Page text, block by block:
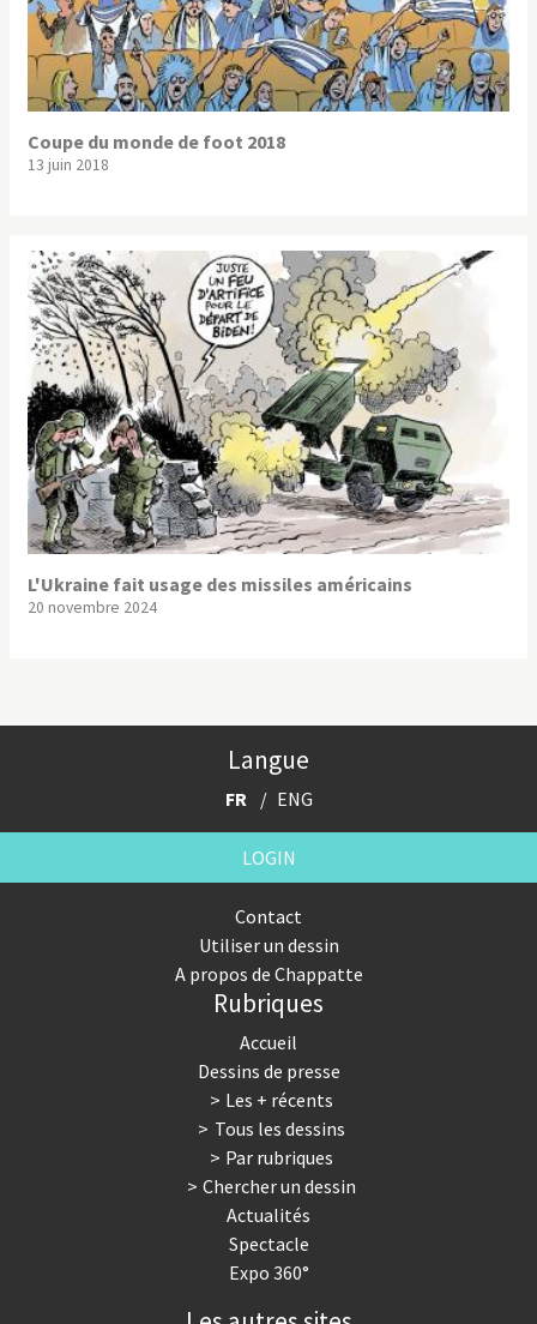
Coupe du monde de foot 2018
13 juin 2018
L'Ukraine fait usage des missiles américains
20 novembre 2024
Langue
FR ENG
LOGIN
Contact
Utiliser un dessin
A propos de Chappatte
Rubriques
Accueil
Dessins de presse
Les + récents
Tous les dessins
Par rubriques
Chercher un dessin
Actualités
Spectacle
Expo 360°